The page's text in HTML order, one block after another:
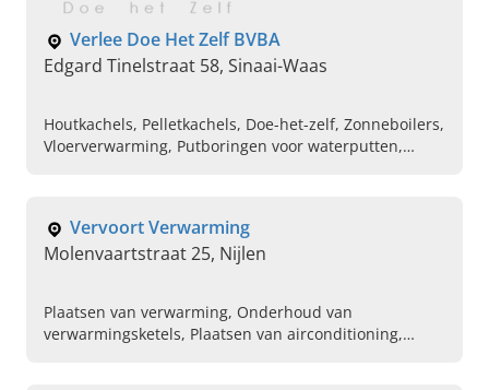
Verlee Doe Het Zelf BVBA
Edgard Tinelstraat 58, Sinaai-Waas
Houtkachels, Pelletkachels, Doe-het-zelf, Zonneboilers,
Vloerverwarming, Putboringen voor waterputten,
Vervoort Verwarming
Molenvaartstraat 25, Nijlen
Plaatsen van verwarming, Onderhoud van
verwarmingsketels, Plaatsen van airconditioning,